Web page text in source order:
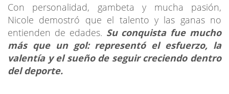
Con personalidad, gambeta y mucha pasión,
Nicole demostró que el talento y las ganas no
entienden de edades. Su conquista fue mucho
más que un gol: representó el esfuerzo, la
valentía y el sueño de seguir creciendo dentro
del deporte.